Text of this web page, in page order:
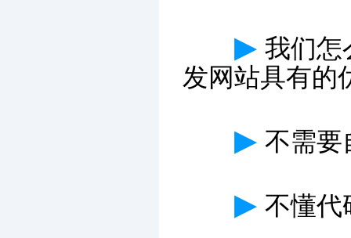
▶ 我们怎
发网站具有的
▶ 不需要
▶ 不懂代